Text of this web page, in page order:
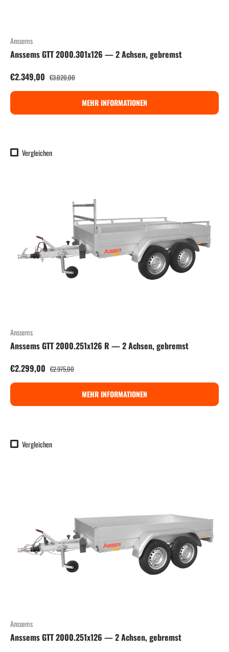
Anssems
Anssems GTT 2000.301x126 — 2 Achsen, gebremst
Verkaufspreis
€2.349,00 Normaler Preis
€3.020,00
MEHR INFORMATIONEN
Vergleichen
Anssems
Anssems GTT 2000.251x126 R — 2 Achsen, gebremst
Verkaufspreis
€2.299,00 Normaler Preis
€2.975,00
MEHR INFORMATIONEN
Vergleichen
Anssems
Anssems GTT 2000.251x126 — 2 Achsen, gebremst